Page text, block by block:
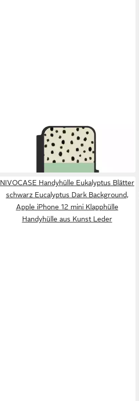
Handyhülle Abstrakt Polka Dots Boho
Dots and Boho
in 5-6 Werktagen bei dir
NIVOCASE Handyhülle Eukalyptus Blätter
schwarz Eucalyptus Dark Background,
Apple iPhone 12 mini Klapphülle
Handyhülle aus Kunst Leder